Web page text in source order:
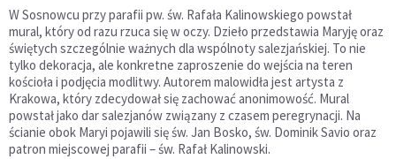
W Sosnowcu przy parafii pw. św. Rafała Kalinowskiego powstał
mural, który od razu rzuca się w oczy. Dzieło przedstawia Maryję oraz
świętych szczególnie ważnych dla wspólnoty salezjańskiej. To nie
tylko dekoracja, ale konkretne zaproszenie do wejścia na teren
kościoła i podjęcia modlitwy. Autorem malowidła jest artysta z
Krakowa, który zdecydował się zachować anonimowość. Mural
powstał jako dar salezjanów związany z czasem peregrynacji. Na
ścianie obok Maryi pojawili się św. Jan Bosko, św. Dominik Savio oraz
patron miejscowej parafii – św. Rafał Kalinowski.